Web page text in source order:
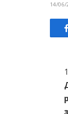
14/06/